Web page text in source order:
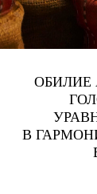
ОБИЛИЕ
В